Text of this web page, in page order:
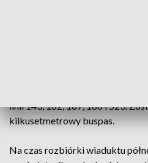
linii 143, 182, 187, 188 i 523.
kilkusetmetrowy buspas.
Na czas rozbiórki wiaduktu